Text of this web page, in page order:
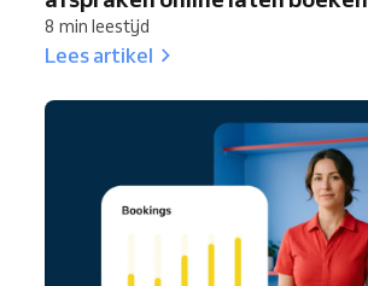
8 min leestijd
Lees artikel